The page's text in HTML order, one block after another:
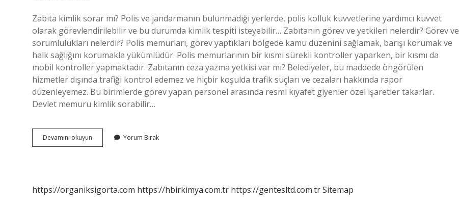
Zabıta kimlik sorar mı? Polis ve jandarmanın bulunmadığı yerlerde, polis kolluk kuvvetlerine yardımcı kuvvet
olarak görevlendirilebilir ve bu durumda kimlik tespiti isteyebilir… Zabıtanın görev ve yetkileri nelerdir? Görev ve
sorumlulukları nelerdir? Polis memurları, görev yaptıkları bölgede kamu düzenini sağlamak, barışı korumak ve
halk sağlığını korumakla yükümlüdür. Polis memurlarının bir kısmı sürekli kontroller yaparken, bir kısmı da
mobil kontroller yapmaktadır. Zabıtanın ceza yazma yetkisi var mı? Belediyeler, bu maddede öngörülen
hizmetler dışında trafiği kontrol edemez ve hiçbir koşulda trafik suçları ve cezaları hakkında rapor
düzenleyemez. Bu birimlerde görev yapan personel arasında resmi kıyafet giyenler özel işaretler takarlar.
Devlet memuru kimlik sorabilir…
Devamını okuyun
Memuru
Yorum Bırak
https://organiksigorta.com https://hbirkimya.com.tr https://gentesltd.com.trSitemap